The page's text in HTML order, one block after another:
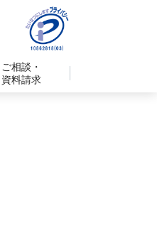
ご相談・
資料請求